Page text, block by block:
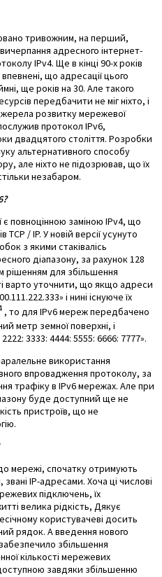
тривожним, на перший,
адресного інтернет-
IPv4. Ще в кінці 90-х років
що адресації цього
ще років на 30. Але такого
передбачити не міг ніхто, і
розвитку мережевої
протокол IPv6,
двадцятого століття. Розробки
альтернативного способу
але ніхто не підозрював, що їх
незабаром.
є повноцінною заміною IPv4, що
/ IP. У новій версії усунуто
з якими стаківалісь
діапазону, за рахунок 128
рішенням для збільшення
варто уточнити, що якщо адреси
і нині існуюче їх
, то для IPv6 мереж передбачено
метр земної поверхні, і
3333: 4444: 5555: 6666: 7777».
використання
впровадження протоколу, за
трафіку в IPv6 мережах. Але при
буде доступний ще не
пристроїв, що не
мережі, спочатку отримують
звані IP-адресами. Хоча ці числові
підключень, їх
велика рідкість, Дякує
користувачеві досить
рядок. А введення нового
збільшення
кількості мережевих
завдяки збільшенню